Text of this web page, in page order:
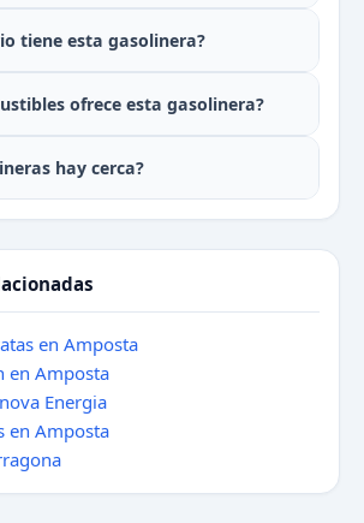
tiene esta gasolinera?
ofrece esta gasolinera?
hay cerca?
en Amposta
en Amposta
Energia
en Amposta